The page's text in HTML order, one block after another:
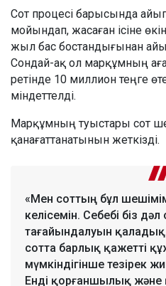
Сот процесі барысында
мойындап, жасаған ісіне
жыл бас бостандығынан
Сондай-ақ ол марқұмның
ретінде 10 миллион теңге
міндеттелді.
Марқұмның туыстары сот
қанағаттанатынын жеткізді.
«Мен соттың бұл
келісемін. Себебі біз
тағайындалуын
сотта барлық қажетті
мүмкіндігінше тезірек
Енді қорғаншылық